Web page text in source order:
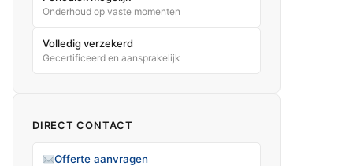
Onderhoud op vaste momenten
Volledig verzekerd
Gecertificeerd en aansprakelijk
DIRECT CONTACT
Offerte aanvragen